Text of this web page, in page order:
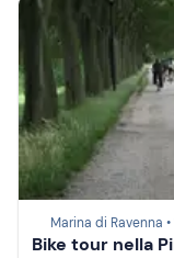
Marina di Ravenna •
Bike tour nella